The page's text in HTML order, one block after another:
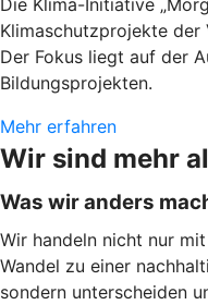
Klimaschutzprojekte der
Der Fokus liegt auf der
Bildungsprojekten.
Mehr erfahren
Wir sind mehr
Was wir anders
Wir handeln nicht nur
Wandel zu einer
sondern unterscheiden